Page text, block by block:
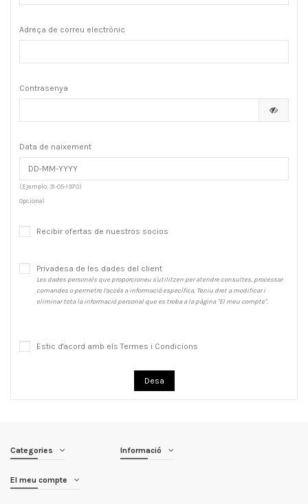
Adreça de correu electrònic
Contrasenya
Data de naixement
(Ejemplo: 31-05-1970)
Opcional
Recibir ofertas de nuestros socios
Privadesa de les dades del client
Les dades personals que proporcioneu s'utilitzen per atendre consultes, processar
comandes o permetre l'accés a informació específica. Teniu dret a modificar i
eliminar tota la informació personal que es troba a la pàgina "El meu compte".
Estic d'acord amb els Termes i Condicions
Desa
Categories Informació
El meu compte